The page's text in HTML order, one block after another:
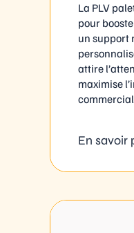
La PLV
pour
un support
attire
maximise
En savoir